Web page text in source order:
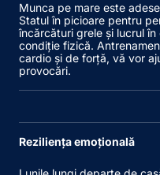
Munca pe mare este
Statul în picioare pentru
încărcături grele și lucrul
condiție fizică.
cardio și de forță, vă vor
provocări.
Reziliența emoțională